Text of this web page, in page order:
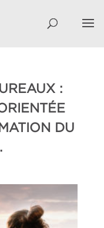
:
DU